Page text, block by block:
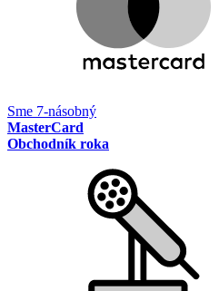
Sme 7-násobný
MasterCard
Obchodník roka